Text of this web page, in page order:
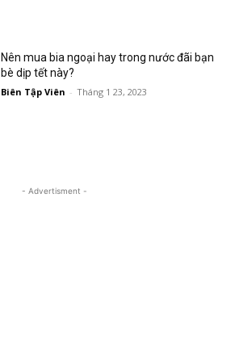
Nên mua bia ngoại hay trong nước đãi bạn
bè dịp tết này?
Biên Tập Viên - Tháng 1 23, 2023
- Advertisment -